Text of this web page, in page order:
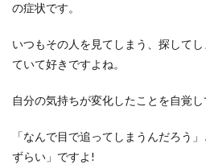
の症状です。
いつもその人を見てしまう、探して
ていて好きですよね。
自分の気持ちが変化したことを自覚し
「なんで目で追ってしまうんだろう
ずらい」ですよ!